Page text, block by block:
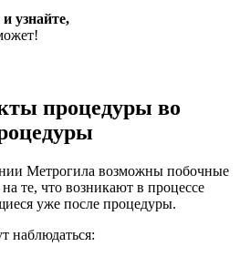
узнайте,
процедуры во
Метрогила возможны побочные
те, что возникают в процессе
уже после процедуры.
наблюдаться: